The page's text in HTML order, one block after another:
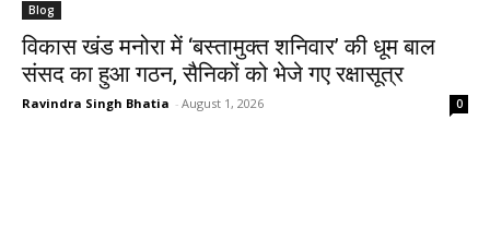
Blog
​विकास खंड मनोरा में ‘बस्तामुक्त शनिवार’ की धूम बाल
संसद का हुआ गठन, सैनिकों को भेजे गए रक्षासूत्र
Ravindra Singh Bhatia - August 1, 2026 0